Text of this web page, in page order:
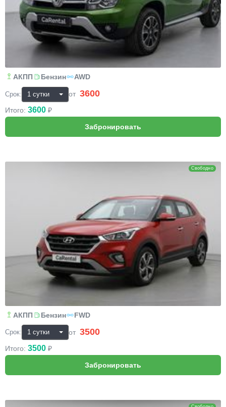
АКПП Бензин AWD
Срок: от 3600
Итого: 3600 ₽
Свободно
АКПП Бензин FWD
Срок: от 3500
Итого: 3500 ₽